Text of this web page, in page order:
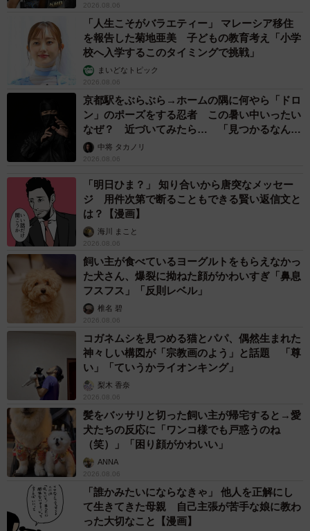
2026.08.06
「人生こそがバラエティー」 マレーシア移住
を報告した菊地亜美 子どもの教育考え「小学
校へ入学するこのタイミングで挑戦」
まいどなトピック
2026.08.06
京都駅をぶらぶら→ホームの隅に何やら「ドロ
ン」のポーズをする忍者 この暑い中いったい
なぜ？ 近づいてみたら… 「見つかるなんて
未熟」中将 タカノリ
2026.08.06
「明日ひま？」 知り合いから唐突なメッセー
ジ 用件次第で断ることもできる賢い返信文と
は？【漫画】
海川 まこと
2026.08.06
飼い主が食べているヨーグルトをもらえなかっ
た犬さん、爆裂に拗ねた顔がかわいすぎ「鼻息
フスフス」「反則レベル」
椎名 碧
2026.08.06
コガネムシを見つめる猫とパパ、偶然生まれた
神々しい構図が「宗教画のよう」と話題 「尊
い」「ていうかライオンキング」
梨木 香奈
2026.08.06
髪をバッサリと切った飼い主が帰宅すると→愛
犬たちの反応に「ワンコ様でも戸惑うのね
（笑）」「困り顔がかわいい」
ANNA
2026.08.06
「誰かみたいにならなきゃ」 他人を正解にし
て生きてきた母親 自己主張が苦手な娘に教わ
った大切なこと【漫画】